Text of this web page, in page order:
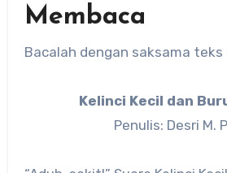
Membaca
Bacalah dengan saksama teks
Kelinci Kecil dan
Penulis: Desri M.